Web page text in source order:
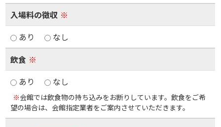
入場料の徴収 ※
あり
なし
飲食 ※
あり
なし
※会館では飲食物の持ち込みをお断りしています。飲食をご希
望の場合は、会館指定業者をご案内させていただきます。